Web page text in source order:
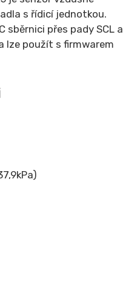
s řídicí jednotkou.
sběrnici přes pady SCL a
lze použít s firmwarem